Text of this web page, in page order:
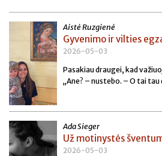
Aistė Ruzgienė
Gyvenimo ir vilties
2026-05-03
Pasakiau draugei, kad
„Ane? – nustebo. – O tai
Ada Sieger
Už motinystės
2026-05-03